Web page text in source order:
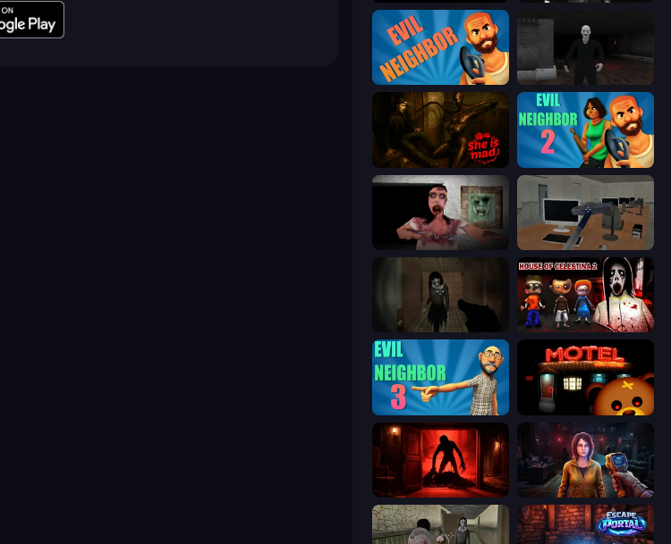
Evil Neighbor Case: Smile
She is Mad Evil Neighbor 2
Silent House Office Horror Story
House of Celestina: Chapter Two
Evil Neighbor 3 Bear Haven
Doors Castle Survival Zone Zombie Outbreak